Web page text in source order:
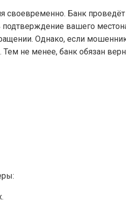
своевременно. Банк
подтверждение вашего
Однако, если
не менее, банк обязан